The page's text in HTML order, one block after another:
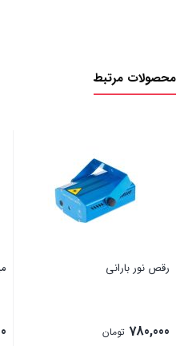
محصولات مرتبط
رقص نور بارانی
780,000 تومان